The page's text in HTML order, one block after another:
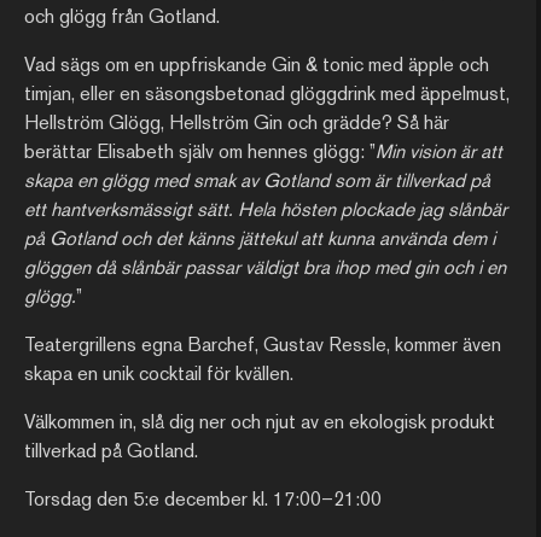
och glögg från Gotland.
Vad sägs om en uppfriskande Gin & tonic med äpple och
timjan, eller en säsongsbetonad glöggdrink med äppelmust,
Hellström Glögg, Hellström Gin och grädde? Så här
berättar Elisabeth själv om hennes glögg: ”Min vision är att
skapa en glögg med smak av Gotland som är tillverkad på
ett hantverksmässigt sätt. Hela hösten plockade jag slånbär
på Gotland och det känns jättekul att kunna använda dem i
glöggen då slånbär passar väldigt bra ihop med gin och i en
glögg.”
Teatergrillens egna Barchef, Gustav Ressle, kommer även
skapa en unik cocktail för kvällen.
Välkommen in, slå dig ner och njut av en ekologisk produkt
tillverkad på Gotland.
Torsdag den 5:e december kl. 17:00–21:00